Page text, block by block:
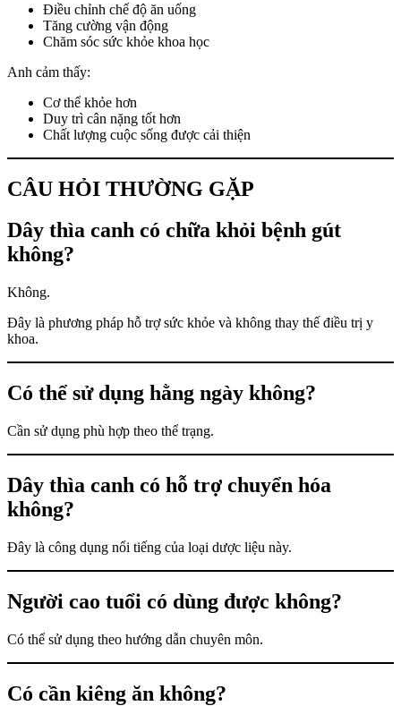
Điều chỉnh chế độ ăn uống
Tăng cường vận động
Chăm sóc sức khỏe khoa học
Anh cảm thấy:
Cơ thể khỏe hơn
Duy trì cân nặng tốt hơn
Chất lượng cuộc sống được cải thiện
CÂU HỎI THƯỜNG GẶP
Dây thìa canh có chữa khỏi bệnh gút
không?
Không.
Đây là phương pháp hỗ trợ sức khỏe và không thay thế điều trị y
khoa.
Có thể sử dụng hằng ngày không?
Cần sử dụng phù hợp theo thể trạng.
Dây thìa canh có hỗ trợ chuyển hóa
không?
Đây là công dụng nổi tiếng của loại dược liệu này.
Người cao tuổi có dùng được không?
Có thể sử dụng theo hướng dẫn chuyên môn.
Có cần kiêng ăn không?